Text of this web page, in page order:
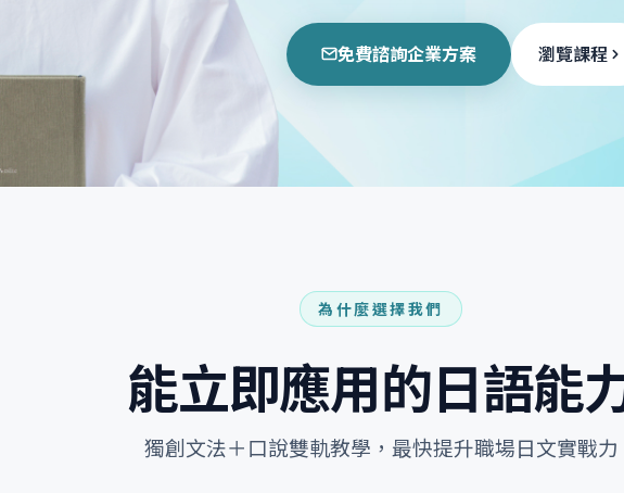
免費諮詢企業方案 瀏覽課程
為什麼選擇我們
能立即應用的日語能
獨創文法＋口說雙軌教學，最快提升職場日文實戰力